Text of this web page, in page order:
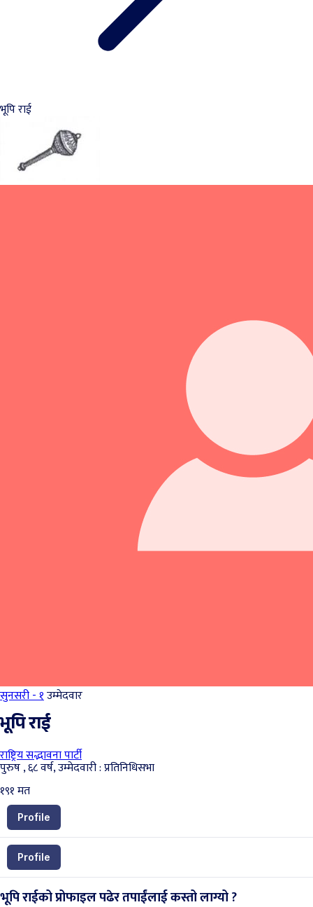
भूपि राई
सुनसरी - १उम्मेदवार
भूपि राई
राष्ट्रिय सद्भावना पार्टी
पुरुष , ६८ वर्ष, उम्मेदवारी : प्रतिनिधिसभा
१९१मत
Profile
Profile
भूपि राईको प्रोफाइल पढेर तपाईंलाई कस्तो लाग्यो ?